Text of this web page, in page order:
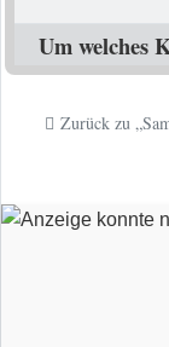
Um welches
Zurück zu